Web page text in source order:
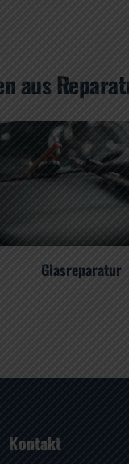
aus
Glasreparatur
Kontakt